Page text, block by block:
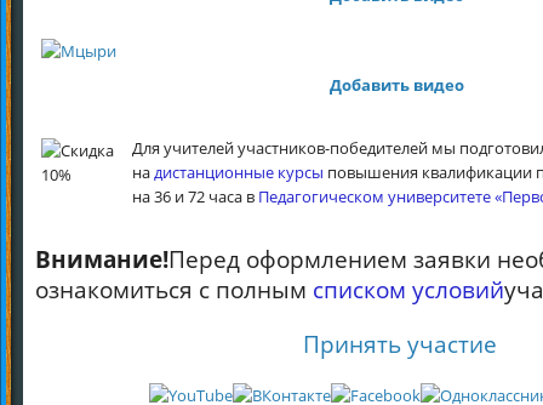
Добавить видео
Для учителей участников-победителей мы
надистанционные курсы повышения квалификации
на 36 и 72 часа в Педагогическом университете
Внимание!Перед оформлением заявки
ознакомиться с полным списком условий
Принять участие